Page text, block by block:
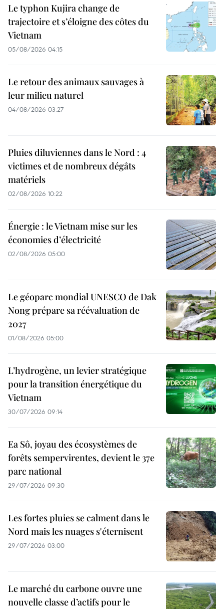
Le typhon Kujira change de
trajectoire et s’éloigne des côtes du
Vietnam
05/08/2026 04:15
Le retour des animaux sauvages à
leur milieu naturel
04/08/2026 03:27
Pluies diluviennes dans le Nord : 4
victimes et de nombreux dégâts
matériels
02/08/2026 10:22
Énergie : le Vietnam mise sur les
économies d’électricité
02/08/2026 05:00
Le géoparc mondial UNESCO de Dak
Nong prépare sa réévaluation de
2027
01/08/2026 05:00
L’hydrogène, un levier stratégique
pour la transition énergétique du
Vietnam
30/07/2026 09:14
Ea Sô, joyau des écosystèmes de
forêts sempervirentes, devient le 37e
parc national
29/07/2026 09:30
Les fortes pluies se calment dans le
Nord mais les nuages s'éternisent
29/07/2026 03:00
Le marché du carbone ouvre une
nouvelle classe d’actifs pour le